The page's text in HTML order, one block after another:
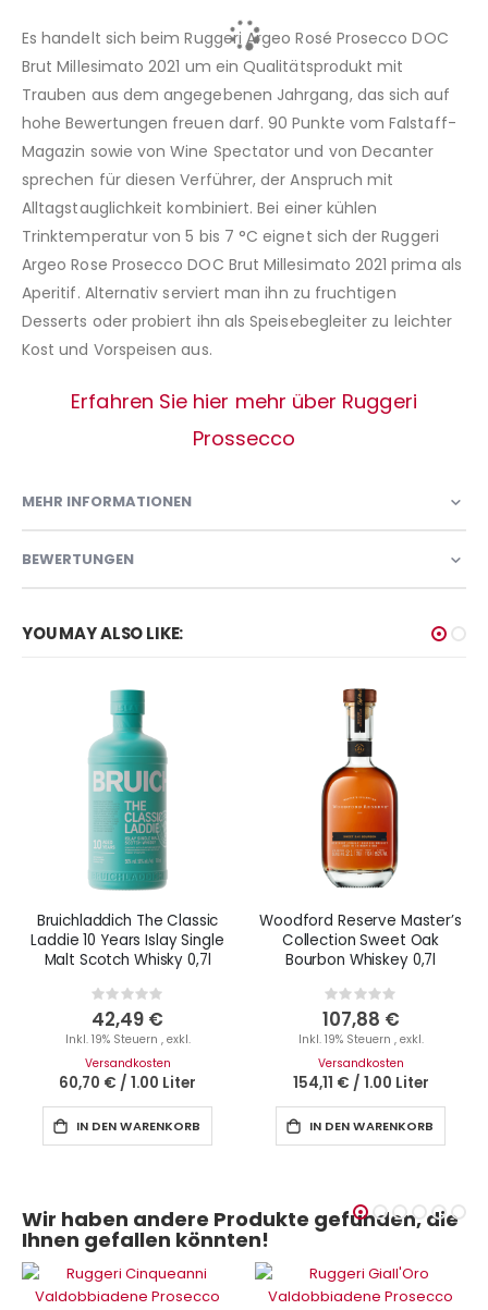
Es handelt sich beim Ruggeri Argeo Rosé Prosecco DOC
Brut Millesimato 2021 um ein Qualitätsprodukt mit
Trauben aus dem angegebenen Jahrgang, das sich auf
hohe Bewertungen freuen darf. 90 Punkte vom Falstaff-
Magazin sowie von Wine Spectator und von Decanter
sprechen für diesen Verführer, der Anspruch mit
Alltagstauglichkeit kombiniert. Bei einer kühlen
Trinktemperatur von 5 bis 7 °C eignet sich der Ruggeri
Argeo Rose Prosecco DOC Brut Millesimato 2021 prima als
Aperitif. Alternativ serviert man ihn zu fruchtigen
Desserts oder probiert ihn als Speisebegleiter zu leichter
Kost und Vorspeisen aus.
Erfahren Sie hier mehr über Ruggeri
Prossecco
MEHR INFORMATIONEN
BEWERTUNGEN
YOU MAY ALSO LIKE:
Bruichladdich The Classic
Laddie 10 Years Islay Single
Malt Scotch Whisky 0,7l
Rating:
0%
42,49 €
Inkl. 19% Steuern , exkl.
Versandkosten
60,70 € / 1.00 Liter
IN DEN WARENKORB
Woodford Reserve Master’s
Collection Sweet Oak
Bourbon Whiskey 0,7l
Rating:
0%
107,88 €
Inkl. 19% Steuern , exkl.
Versandkosten
154,11 € / 1.00 Liter
IN DEN WARENKORB
Wir haben andere Produkte gefunden, die
Ihnen gefallen könnten!